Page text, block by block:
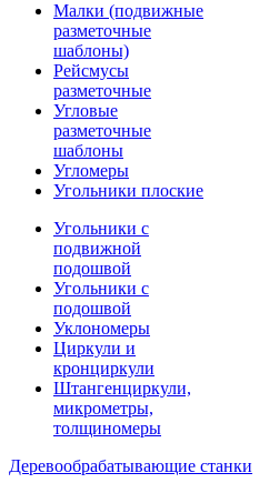
Малки (подвижные
разметочные
шаблоны)
Рейсмусы
разметочные
Угловые
разметочные
шаблоны
Угломеры
Угольники плоские
Угольники с
подвижной
подошвой
Угольники с
подошвой
Уклономеры
Циркули и
кронциркули
Штангенциркули,
микрометры,
толщиномеры
Деревообрабатывающие станки